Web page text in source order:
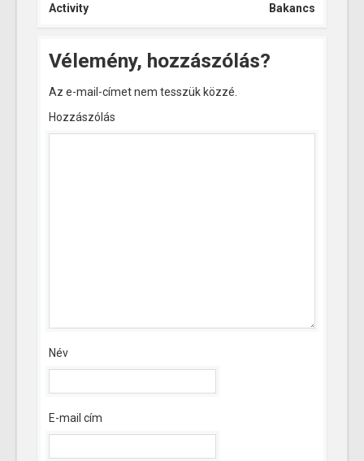
Activity Bakancs
Vélemény, hozzászólás?
Az e-mail-címet nem tesszük közzé.
Hozzászólás
Név
E-mail cím